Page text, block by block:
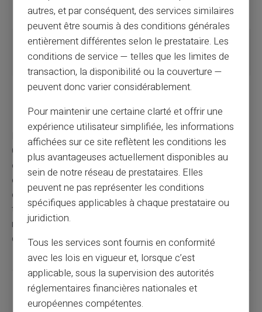
Allocations
familiales
Nombre d'enfants
à charge
Début du mois
suivant
Allocation
logement
Situation
résidentielle et
Entre le 5 et le 10
de chaque mois
RSA
Ressources
plafond
Début du mois
L'obtention et le suivi des prestations sociales
de la
CAF demandent une certaine rigueur et une bonne
organisation. En comprenant bien les différentes étapes
et en utilisant au mieux les outils mis à disposition,
chacun peut s'assurer de recevoir ses allocations en
toute tranquillité. N'oubliez pas de mettre à jour
régulièrement vos informations et de vérifier les détails
de vos virements pour éviter toute mauvaise surprise.
Partager cet article
autres, et par conséquent, des services similaires
peuvent être soumis à des conditions générales
entièrement différentes selon le prestataire. Les
conditions de service — telles que les limites de
transaction, la disponibilité ou la couverture —
peuvent donc varier considérablement.
Pour maintenir une certaine clarté et offrir une
expérience utilisateur simplifiée, les informations
affichées sur ce site reflètent les conditions les
plus avantageuses actuellement disponibles au
sein de notre réseau de prestataires. Elles
peuvent ne pas représenter les conditions
spécifiques applicables à chaque prestataire ou
juridiction.
Tous les services sont fournis en conformité
avec les lois en vigueur et, lorsque c’est
applicable, sous la supervision des autorités
réglementaires financières nationales et
européennes compétentes.